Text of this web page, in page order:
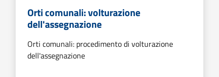
Orti comunali: volturazione
dell'assegnazione
Orti comunali: procedimento di volturazione
dell'assegnazione